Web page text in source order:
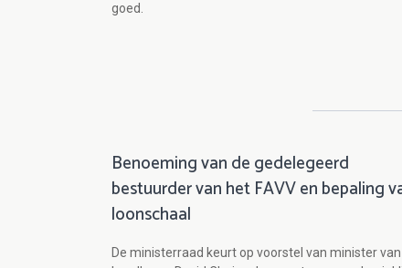
goed.
Benoeming van de gedelegeerd
bestuurder van het FAVV en bepaling
loonschaal
De ministerraad keurt op voorstel van minister van